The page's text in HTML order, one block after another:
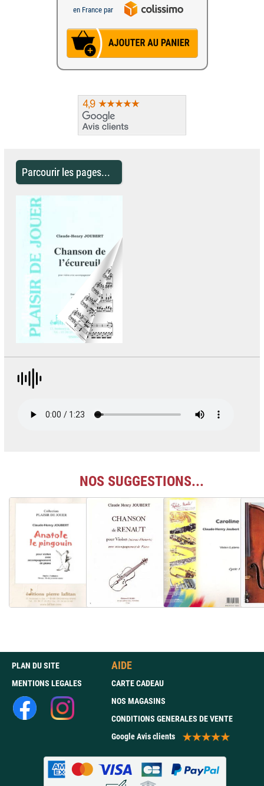
en France par
Parcourir les pages...
NOS SUGGESTIONS...
PLAN DU SITE
MENTIONS LEGALES
AIDE
CARTE CADEAU
NOS MAGASINS
CONDITIONS GENERALES DE VENTE
Google Avis clients